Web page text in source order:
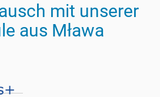
mit unserer
aus Mława